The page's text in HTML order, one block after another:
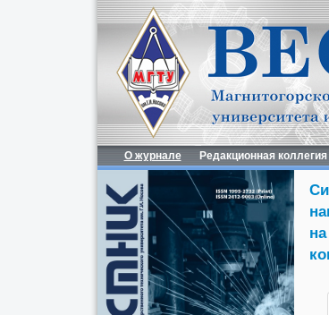
О журнале Редакционная коллегия